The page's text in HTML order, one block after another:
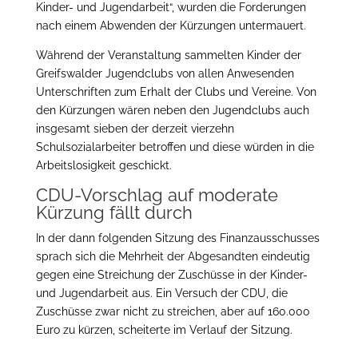
Kinder- und Jugendarbeit“, wurden die Forderungen
nach einem Abwenden der Kürzungen untermauert.
Während der Veranstaltung sammelten Kinder der
Greifswalder Jugendclubs von allen Anwesenden
Unterschriften zum Erhalt der Clubs und Vereine. Von
den Kürzungen wären neben den Jugendclubs auch
insgesamt sieben der derzeit vierzehn
Schulsozialarbeiter betroffen und diese würden in die
Arbeitslosigkeit geschickt.
CDU-Vorschlag auf moderate
Kürzung fällt durch
In der dann folgenden Sitzung des Finanzausschusses
sprach sich die Mehrheit der Abgesandten eindeutig
gegen eine Streichung der Zuschüsse in der Kinder-
und Jugendarbeit aus. Ein Versuch der CDU, die
Zuschüsse zwar nicht zu streichen, aber auf 160.000
Euro zu kürzen, scheiterte im Verlauf der Sitzung.